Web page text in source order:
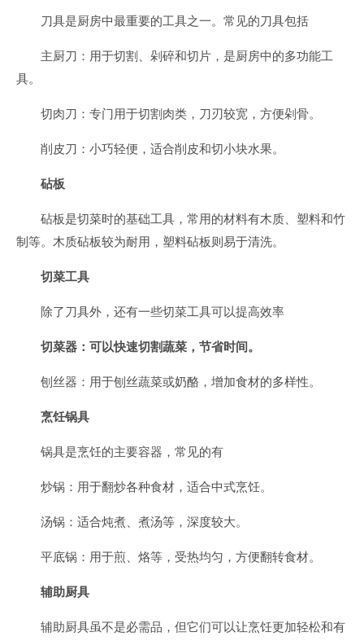
刀具是厨房中最重要的工具之一。常见的刀具包括
主厨刀：用于切割、剁碎和切片，是厨房中的多功能工
具。
切肉刀：专门用于切割肉类，刀刃较宽，方便剁骨。
削皮刀：小巧轻便，适合削皮和切小块水果。
砧板
砧板是切菜时的基础工具，常用的材料有木质、塑料和竹
制等。木质砧板较为耐用，塑料砧板则易于清洗。
切菜工具
除了刀具外，还有一些切菜工具可以提高效率
切菜器：可以快速切割蔬菜，节省时间。
刨丝器：用于刨丝蔬菜或奶酪，增加食材的多样性。
烹饪锅具
锅具是烹饪的主要容器，常见的有
炒锅：用于翻炒各种食材，适合中式烹饪。
汤锅：适合炖煮、煮汤等，深度较大。
平底锅：用于煎、烙等，受热均匀，方便翻转食材。
辅助厨具
辅助厨具虽不是必需品，但它们可以让烹饪更加轻松和有